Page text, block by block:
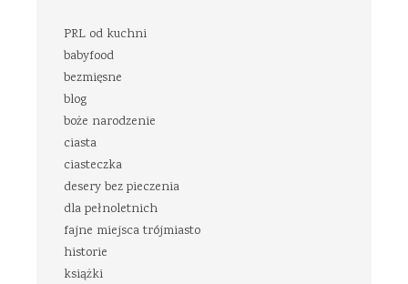
PRL od kuchni
babyfood
bezmięsne
blog
boże narodzenie
ciasta
ciasteczka
desery bez pieczenia
dla pełnoletnich
fajne miejsca trójmiasto
historie
książki